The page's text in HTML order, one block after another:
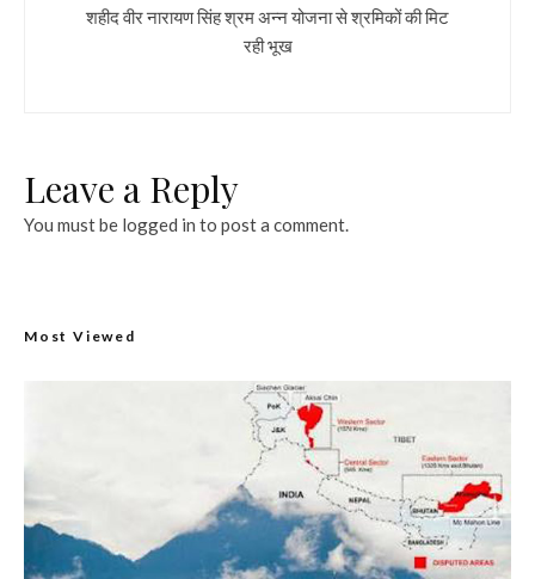
शहीद वीर नारायण सिंह श्रम अन्न योजना से श्रमिकों की मिट
रही भूख
Leave a Reply
You must be logged in to post a comment.
Most Viewed